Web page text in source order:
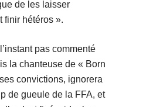
de les laisser
finir hétéros ».
pas commenté
la chanteuse de « Born
convictions, ignorera
de gueule de la FFA, et